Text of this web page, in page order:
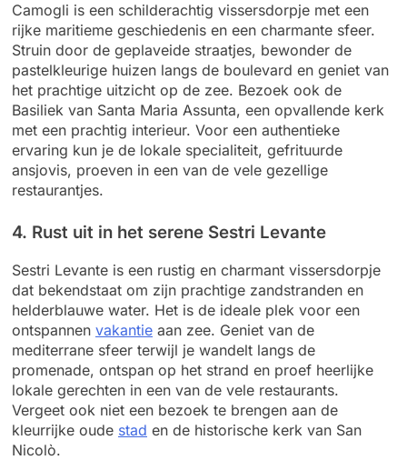
Camogli is een schilderachtig vissersdorpje met een
rijke maritieme geschiedenis en een charmante sfeer.
Struin door de geplaveide straatjes, bewonder de
pastelkleurige huizen langs de boulevard en geniet van
het prachtige uitzicht op de zee. Bezoek ook de
Basiliek van Santa Maria Assunta, een opvallende kerk
met een prachtig interieur. Voor een authentieke
ervaring kun je de lokale specialiteit, gefrituurde
ansjovis, proeven in een van de vele gezellige
restaurantjes.
4. Rust uit in het serene Sestri Levante
Sestri Levante is een rustig en charmant vissersdorpje
dat bekendstaat om zijn prachtige zandstranden en
helderblauwe water. Het is de ideale plek voor een
ontspannen vakantie aan zee. Geniet van de
mediterrane sfeer terwijl je wandelt langs de
promenade, ontspan op het strand en proef heerlijke
lokale gerechten in een van de vele restaurants.
Vergeet ook niet een bezoek te brengen aan de
kleurrijke oude stad en de historische kerk van San
Nicolò.